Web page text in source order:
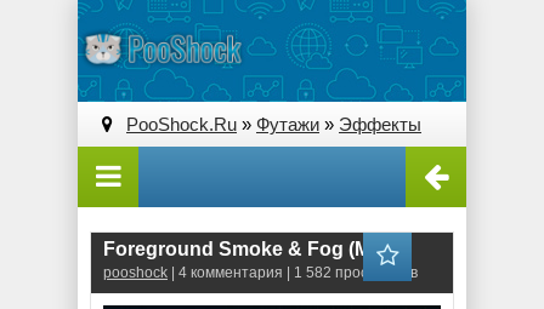
PooShock.Ru » Футажи » Эффекты
Foreground Smoke & Fog (MOV)
pooshock | 4 комментария | 1 582 просмотров